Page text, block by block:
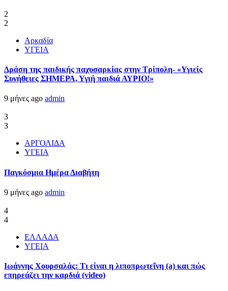
2
2
Αρκαδία
ΥΓΕΙΑ
Δράση της παιδικής παχυσαρκίας στην Τρίπολη- «Υγιείς
Συνήθειες ΣΗΜΕΡΑ, Υγιή παιδιά ΑΥΡΙΟ!»
9 μήνες ago admin
3
3
ΑΡΓΟΛΙΔΑ
ΥΓΕΙΑ
Παγκόσμια Ημέρα Διαβήτη
9 μήνες ago admin
4
4
ΕΛΛΑΔΑ
ΥΓΕΙΑ
Ιωάννης Χουρσαλάς: Τι είναι η λιποπρωτεΐνη (a) και πώς
επηρεάζει την καρδιά (video)